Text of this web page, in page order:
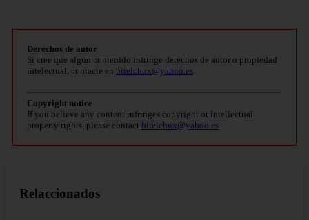
Derechos de autor
Si cree que algún contenido infringe derechos de autor o propiedad
intelectual, contacte en bitelchux@yahoo.es.
Copyright notice
If you believe any content infringes copyright or intellectual
property rights, please contact bitelchux@yahoo.es.
Relaccionados